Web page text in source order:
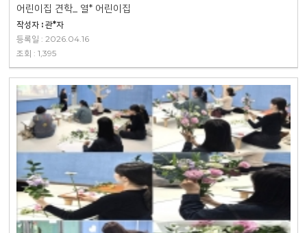
어린이집 견학_ 열* 어린이집
작성자 : 관*자
등록일 : 2026.04.16
조회 : 1,395